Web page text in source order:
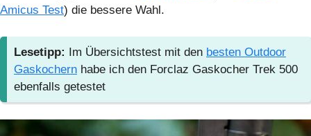
Amicus Test) die bessere Wahl.
Lesetipp: Im Übersichtstest mit den besten Outdoor
Gaskochern habe ich den Forclaz Gaskocher Trek 500
ebenfalls getestet